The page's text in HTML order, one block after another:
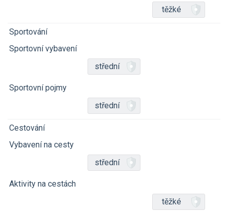
těžké
Sportování
Sportovní vybavení
střední
Sportovní pojmy
střední
Cestování
Vybavení na cesty
střední
Aktivity na cestách
těžké